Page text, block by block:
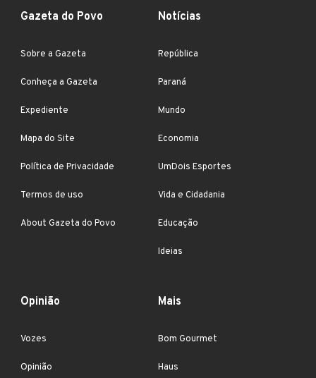
Gazeta do Povo
Sobre a Gazeta
Conheça a Gazeta
Expediente
Mapa do Site
Política de Privacidade
Termos de uso
About Gazeta do Povo
Notícias
República
Paraná
Mundo
Economia
UmDois Esportes
Vida e Cidadania
Educação
Ideias
Opinião
Vozes
Opinião
Mais
Bom Gourmet
Haus